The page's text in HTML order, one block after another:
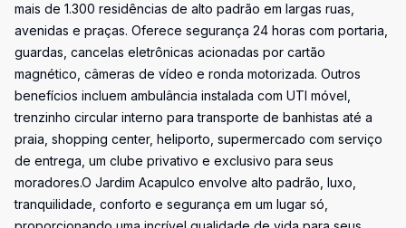
mais de 1.300 residências de alto padrão em largas ruas,
avenidas e praças. Oferece segurança 24 horas com portaria,
guardas, cancelas eletrônicas acionadas por cartão
magnético, câmeras de vídeo e ronda motorizada. Outros
benefícios incluem ambulância instalada com UTI móvel,
trenzinho circular interno para transporte de banhistas até a
praia, shopping center, heliporto, supermercado com serviço
de entrega, um clube privativo e exclusivo para seus
moradores.O Jardim Acapulco envolve alto padrão, luxo,
tranquilidade, conforto e segurança em um lugar só,